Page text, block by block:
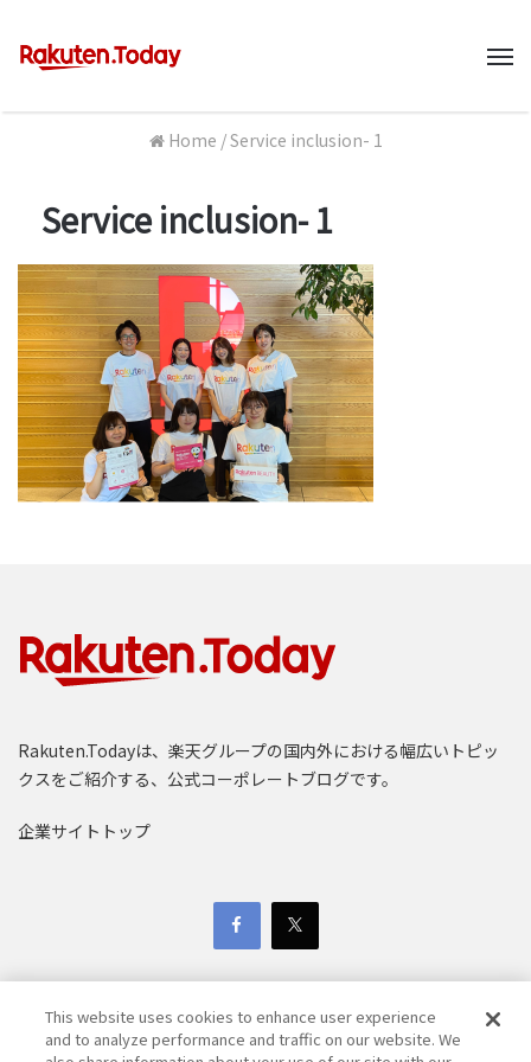
Home /Service inclusion- 1
Service inclusion- 1
Rakuten.Todayは、楽天グループの国内外における幅広いトピッ
クスをご紹介する、公式コーポレートブログです。
企業サイトトップ
This website uses cookies to enhance user experience
and to analyze performance and traffic on our website. We